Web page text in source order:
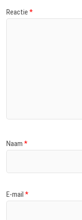
Reactie*
Naam*
E-mail*